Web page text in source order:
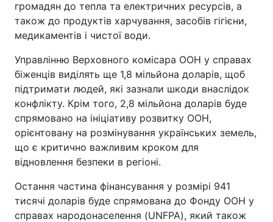
громадян до тепла та електричних ресурсів, а
також до продуктів харчування, засобів гігієни,
медикаментів і чистої води.
Управлінню Верховного комісара ООН у справах
біженців виділять ще 1,8 мільйона доларів, щоб
підтримати людей, які зазнали шкоди внаслідок
конфлікту. Крім того, 2,8 мільйона доларів буде
спрямовано на ініціативу розвитку ООН,
орієнтовану на розмінування українських земель,
що є критично важливим кроком для
відновлення безпеки в регіоні.
Остання частина фінансування у розмірі 941
тисячі доларів буде спрямована до Фонду ООН у
справах народонаселення (UNFPA), який також